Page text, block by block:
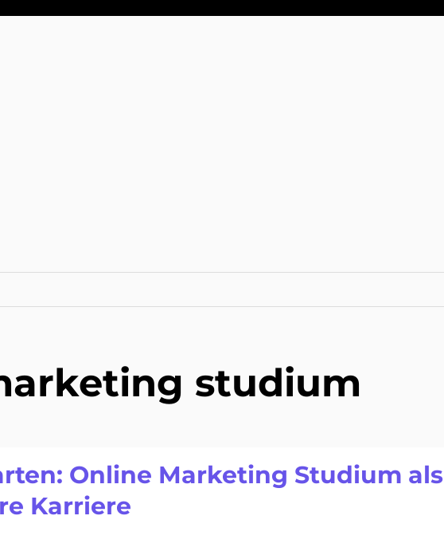
studium
Online Marketing Studium als
Karriere